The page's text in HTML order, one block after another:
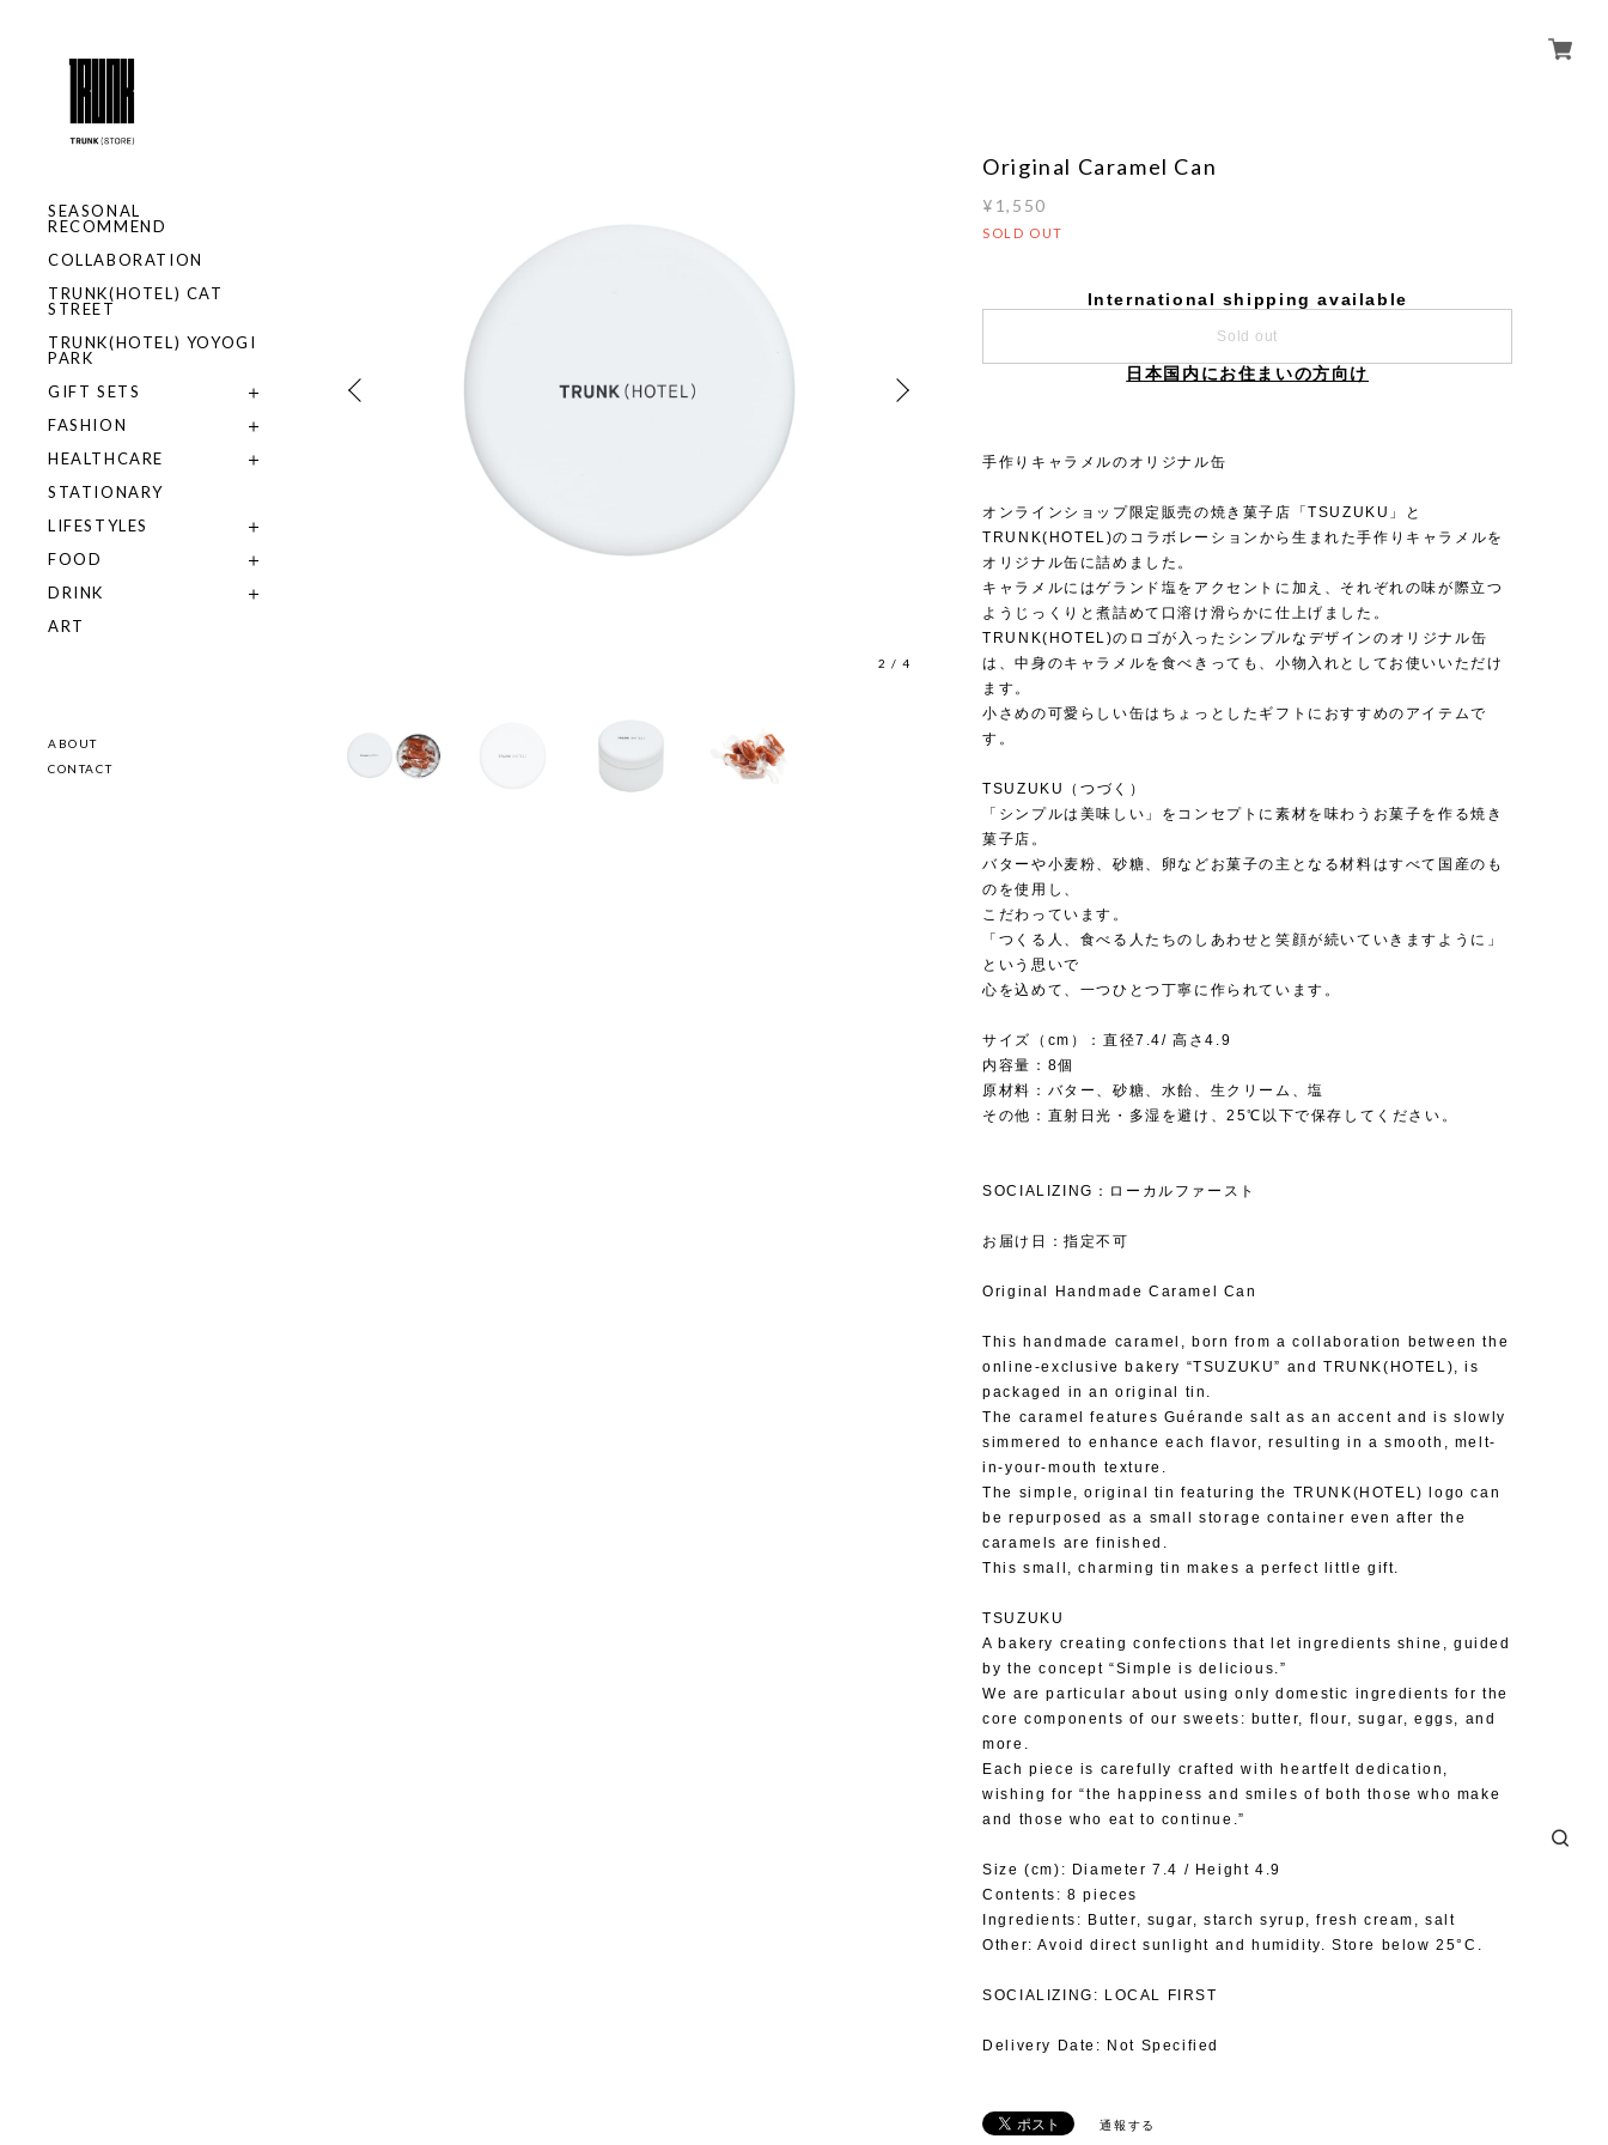
SEASONAL
RECOMMEND
COLLABORATION
TRUNK(HOTEL) CAT
STREET
TRUNK(HOTEL) YOYOGI
PARK
GIFT SETS
FASHION
HEALTHCARE
STATIONARY
LIFESTYLES
FOOD
DRINK
ART
ABOUT
CONTACT
2 /4
Original Caramel Can
¥1,550
SOLD OUT
International shipping available
Sold out
日本国内にお住まいの方向け
手作りキャラメルのオリジナル缶
オンラインショップ限定販売の焼き菓子店「TSUZUKU」と
TRUNK(HOTEL)のコラボレーションから生まれた手作りキャラメルを
オリジナル缶に詰めました。
キャラメルにはゲランド塩をアクセントに加え、それぞれの味が際立つ
ようじっくりと煮詰めて口溶け滑らかに仕上げました。
TRUNK(HOTEL)のロゴが入ったシンプルなデザインのオリジナル缶
は、中身のキャラメルを食べきっても、小物入れとしてお使いいただけ
ます。
小さめの可愛らしい缶はちょっとしたギフトにおすすめのアイテムで
す。
TSUZUKU（つづく）
「シンプルは美味しい」をコンセプトに素材を味わうお菓子を作る焼き
菓子店。
バターや小麦粉、砂糖、卵などお菓子の主となる材料はすべて国産のも
のを使用し、
こだわっています。
「つくる人、食べる人たちのしあわせと笑顔が続いていきますように」
という思いで
心を込めて、一つひとつ丁寧に作られています。
サイズ（cm）：直径7.4/ 高さ4.9
内容量：8個
原材料：バター、砂糖、水飴、生クリーム、塩
その他：直射日光・多湿を避け、25℃以下で保存してください。
SOCIALIZING：ローカルファースト
お届け日：指定不可
Original Handmade Caramel Can
This handmade caramel, born from a collaboration between the
online-exclusive bakery “TSUZUKU” and TRUNK(HOTEL), is
packaged in an original tin.
The caramel features Guérande salt as an accent and is slowly
simmered to enhance each flavor, resulting in a smooth, melt-
in-your-mouth texture.
The simple, original tin featuring the TRUNK(HOTEL) logo can
be repurposed as a small storage container even after the
caramels are finished.
This small, charming tin makes a perfect little gift.
TSUZUKU
A bakery creating confections that let ingredients shine, guided
by the concept “Simple is delicious.”
We are particular about using only domestic ingredients for the
core components of our sweets: butter, flour, sugar, eggs, and
more.
Each piece is carefully crafted with heartfelt dedication,
wishing for “the happiness and smiles of both those who make
and those who eat to continue.”
Size (cm): Diameter 7.4 / Height 4.9
Contents: 8 pieces
Ingredients: Butter, sugar, starch syrup, fresh cream, salt
Other: Avoid direct sunlight and humidity. Store below 25°C.
SOCIALIZING: LOCAL FIRST
Delivery Date: Not Specified
通報する